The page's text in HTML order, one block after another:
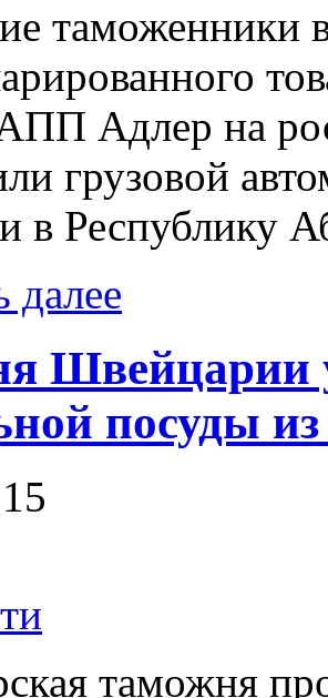
таможенники
Адлер на
грузовой
в Республику
далее
Швейцарии
посуды
таможня